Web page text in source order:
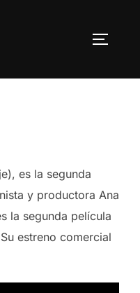
es la segunda
y productora Ana
la segunda película
estreno comercial